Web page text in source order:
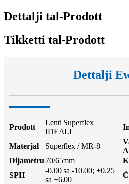
Dettalji tal-Prodott
Tikketti tal-Prodott
Dettalji
Prodott
Lenti Superflex
IDEALI
Materjal Superflex / MR-8
Dijametru 70/65mm
SPH
-0.00 sa -10.00; +0.25
sa +6.00